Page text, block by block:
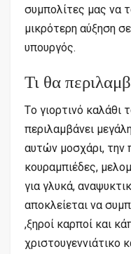
συμπολίτες μας να
μικρότερη αύξηση
υπουργός.
Τι θα
Tο γιορτινό καλάθι
περιλαμβάνει
αυτών μοσχάρι, την
κουραμπιέδες,
για γλυκά,
αποκλείεται να
,ξηροί καρποί και
χριστουγεννιάτικο